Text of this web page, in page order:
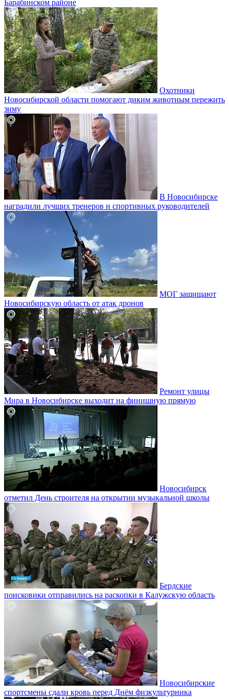
Барабинском районе
Охотники
Новосибирской области помогают диким животным пережить
зиму
В Новосибирске
наградили лучших тренеров и спортивных руководителей
МОГ защищают
Новосибирскую область от атак дронов
Ремонт улицы
Мира в Новосибирске выходит на финишную прямую
Новосибирск
отметил День строителя на открытии музыкальной школы
Бердские
поисковики отправились на раскопки в Калужскую область
Новосибирские
спортсмены сдали кровь перед Днём физкультурника